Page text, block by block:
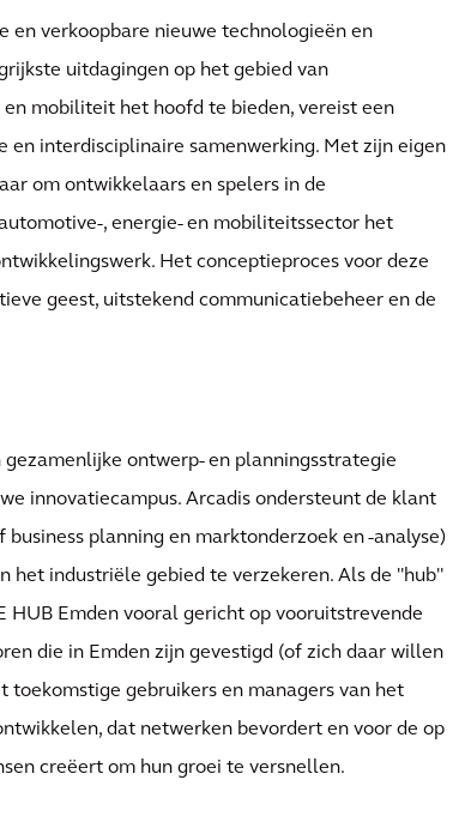
en verkoopbare nieuwe technologieën en
uitdagingen op het gebied van
mobiliteit het hoofd te bieden, vereist een
interdisciplinaire samenwerking. Met zijn eigen
om ontwikkelaars en spelers in de
, energie- en mobiliteitssector het
Het conceptieproces voor deze
geest, uitstekend communicatiebeheer en de
ontwerp- en planningsstrategie
innovatiecampus. Arcadis ondersteunt de klant
planning en marktonderzoek en -analyse)
het industriële gebied te verzekeren. Als de "hub"
HUB Emden vooral gericht op vooruitstrevende
die in Emden zijn gevestigd (of zich daar willen
toekomstige gebruikers en managers van het
dat netwerken bevordert en voor de op
creëert om hun groei te versnellen.